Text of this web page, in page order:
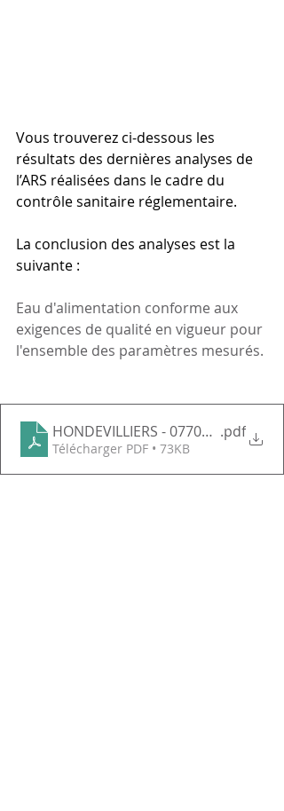
Vous trouverez ci-dessous les
résultats des dernières analyses de
l’ARS réalisées dans le cadre du
contrôle sanitaire réglementaire.
La conclusion des analyses est la
suivante :
Eau d'alimentation conforme aux
exigences de qualité en vigueur pour
l'ensemble des paramètres mesurés.
HONDEVILLIERS - 07700245701
.pdf
Télécharger PDF • 73KB